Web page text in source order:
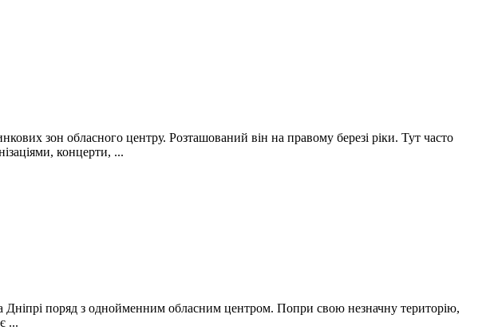
зон обласного центру. Розташований він на правому березі ріки. Тут часто
концерти, ...
Дніпрі поряд з однойменним обласним центром. Попри свою незначну територію,
...